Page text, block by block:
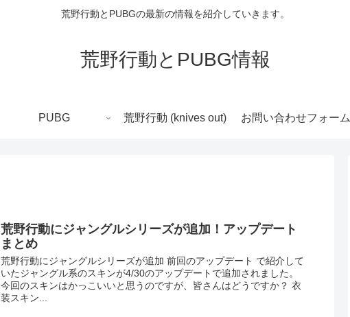
荒野行動とPUBGの最新の情報を紹介していきます。
荒野行動とPUBG情報
PUBG 荒野行動 (knives out) お問い合わせフォーム
荒野行動にジャングルシリーズが追加！アップデート
まとめ
荒野行動にジャングルシリーズが追加 前回のアップデート で紹介して
いたジャングル系のスキンが4/30のアップデートで追加されました。
今回のスキンはかっこいいと思うのですが、皆さんはどうですか？ 衣
装スキン...